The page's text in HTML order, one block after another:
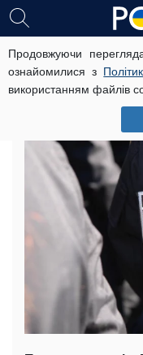
Продовжуючи
ознайомилися з
використанням файлів
перехожих з